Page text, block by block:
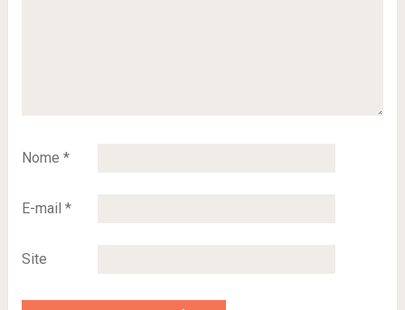
Nome *
E-mail *
Site